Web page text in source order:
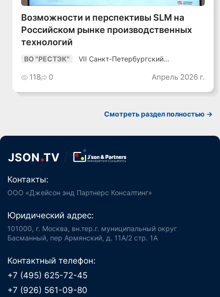
Возможности и перспективы SLM на
Российском рынке производственных
технологий
ВО "РЕСТЭК"
VII Санкт-Петербургский
118 0 Апрель 2026 г.
Смотреть раздел полностью ->
Контакты:
ООО «Джейсон энд Партнерс Консалтинг»
Юридический адрес:
101000, г. Москва, вн.тер.г. муниципальный округ
Басманный, пер Армянский, д. 11А/2 стр. 1А
Контактный телефон:
+7 (495) 625-72-45
+7 (926) 561-09-80